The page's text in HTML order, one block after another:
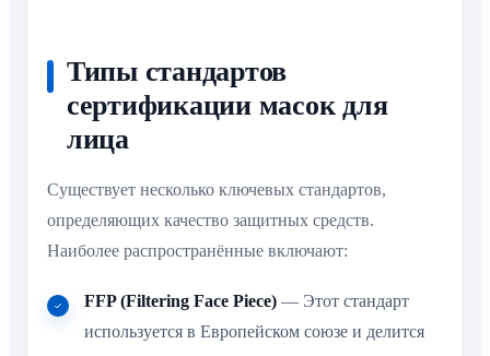
Типы стандартов
сертификации масок для
лица
Существует несколько ключевых стандартов,
определяющих качество защитных средств.
Наиболее распространённые включают:
FFP (Filtering Face Piece) — Этот стандарт
используется в Европейском союзе и делится